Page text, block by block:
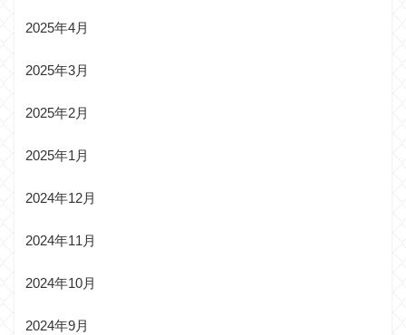
2025年4月
2025年3月
2025年2月
2025年1月
2024年12月
2024年11月
2024年10月
2024年9月